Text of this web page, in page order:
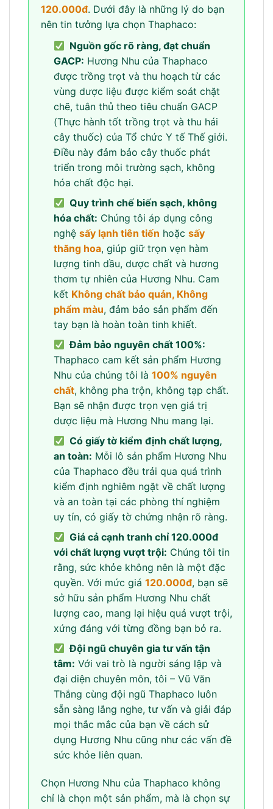
120.000đ. Dưới đây là những lý do bạn
nên tin tưởng lựa chọn Thaphaco:
Nguồn gốc rõ ràng, đạt chuẩn
GACP: Hương Nhu của Thaphaco
được trồng trọt và thu hoạch từ các
vùng dược liệu được kiểm soát chặt
chẽ, tuân thủ theo tiêu chuẩn GACP
(Thực hành tốt trồng trọt và thu hái
cây thuốc) của Tổ chức Y tế Thế giới.
Điều này đảm bảo cây thuốc phát
triển trong môi trường sạch, không
hóa chất độc hại.
Quy trình chế biến sạch, không
hóa chất: Chúng tôi áp dụng công
nghệ sấy lạnh tiên tiến hoặc sấy
thăng hoa, giúp giữ trọn vẹn hàm
lượng tinh dầu, dược chất và hương
thơm tự nhiên của Hương Nhu. Cam
kết Không chất bảo quản, Không
phẩm màu, đảm bảo sản phẩm đến
tay bạn là hoàn toàn tinh khiết.
Đảm bảo nguyên chất 100%:
Thaphaco cam kết sản phẩm Hương
Nhu của chúng tôi là 100% nguyên
chất, không pha trộn, không tạp chất.
Bạn sẽ nhận được trọn vẹn giá trị
dược liệu mà Hương Nhu mang lại.
Có giấy tờ kiểm định chất lượng,
an toàn: Mỗi lô sản phẩm Hương Nhu
của Thaphaco đều trải qua quá trình
kiểm định nghiêm ngặt về chất lượng
và an toàn tại các phòng thí nghiệm
uy tín, có giấy tờ chứng nhận rõ ràng.
Giá cả cạnh tranh chỉ 120.000đ
với chất lượng vượt trội: Chúng tôi tin
rằng, sức khỏe không nên là một đặc
quyền. Với mức giá 120.000đ, bạn sẽ
sở hữu sản phẩm Hương Nhu chất
lượng cao, mang lại hiệu quả vượt trội,
xứng đáng với từng đồng bạn bỏ ra.
Đội ngũ chuyên gia tư vấn tận
tâm: Với vai trò là người sáng lập và
đại diện chuyên môn, tôi – Vũ Văn
Thắng cùng đội ngũ Thaphaco luôn
sẵn sàng lắng nghe, tư vấn và giải đáp
mọi thắc mắc của bạn về cách sử
dụng Hương Nhu cũng như các vấn đề
sức khỏe liên quan.
Chọn Hương Nhu của Thaphaco không
chỉ là chọn một sản phẩm, mà là chọn sự